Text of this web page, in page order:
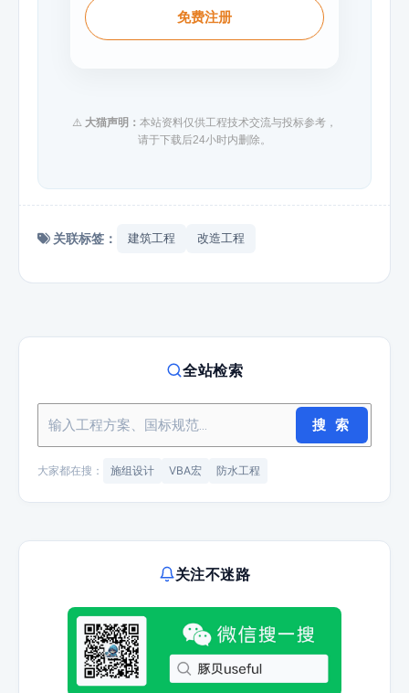
免费注册
⚠️ 大猫声明： 本站资料仅供工程技术交流与投标参考，
请于下载后24小时内删除。
关联标签： 建筑工程 改造工程
全站检索
搜 索
大家都在搜： 施组设计 VBA宏 防水工程
关注不迷路